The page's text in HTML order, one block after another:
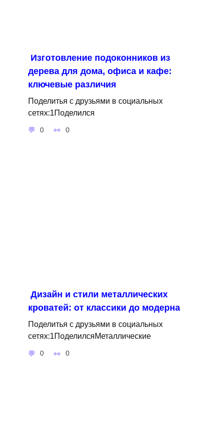
Изготовление подоконников из
дерева для дома, офиса и кафе:
ключевые различия
Поделитья с друзьями в социальных
сетях:1Поделился
0 0
Дизайн и стили металлических
кроватей: от классики до модерна
Поделитья с друзьями в социальных
сетях:1ПоделилсяМеталлические
0 0